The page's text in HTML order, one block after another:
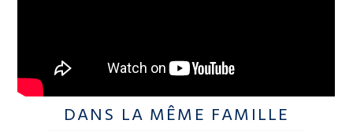
DANS LA MÊME FAMILLE